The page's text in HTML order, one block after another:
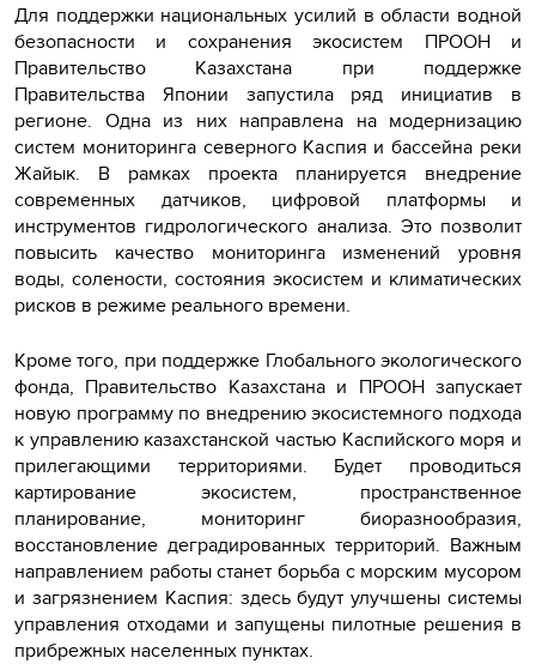
Для поддержки национальных усилий в области водной
безопасности и сохранения экосистем ПРООН и
Правительство Казахстана при поддержке
Правительства Японии запустила ряд инициатив в
регионе. Одна из них направлена на модернизацию
систем мониторинга северного Каспия и бассейна реки
Жайык. В рамках проекта планируется внедрение
современных датчиков, цифровой платформы и
инструментов гидрологического анализа. Это позволит
повысить качество мониторинга изменений уровня
воды, солености, состояния экосистем и климатических
рисков в режиме реального времени.
Кроме того, при поддержке Глобального экологического
фонда, Правительство Казахстана и ПРООН запускает
новую программу по внедрению экосистемного подхода
к управлению казахстанской частью Каспийского моря и
прилегающими территориями. Будет проводиться
картирование экосистем, пространственное
планирование, мониторинг биоразнообразия,
восстановление деградированных территорий. Важным
направлением работы станет борьба с морским мусором
и загрязнением Каспия: здесь будут улучшены системы
управления отходами и запущены пилотные решения в
прибрежных населенных пунктах.